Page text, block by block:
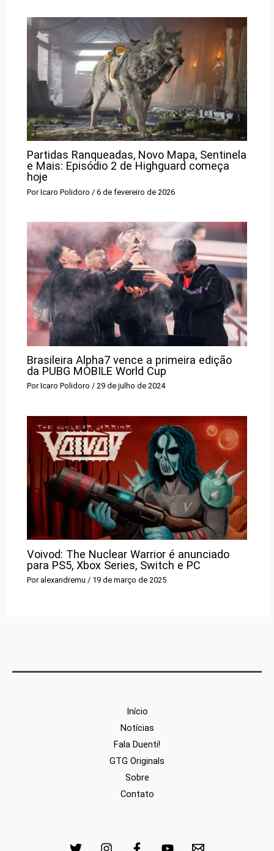
Partidas Ranqueadas, Novo Mapa, Sentinela
e Mais: Episódio 2 de Highguard começa
hoje
PorIcaro Polidoro /6 de fevereiro de 2026
Brasileira Alpha7 vence a primeira edição
da PUBG MOBILE World Cup
PorIcaro Polidoro/29 de julho de 2024
Voivod: The Nuclear Warrior é anunciado
para PS5, Xbox Series, Switch e PC
Por alexandremu/ 19 de março de 2025
Início
Notícias
Fala Duenti!
GTG Originals
Sobre
Contato